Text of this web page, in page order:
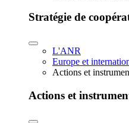
Stratégie de
L'ANR
Europe et
Actions et
Actions et